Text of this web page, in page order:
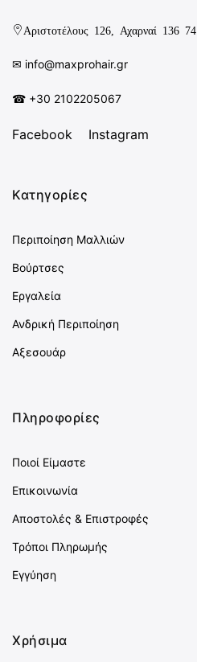
Αριστοτέλους 126, Αχαρναί 136 74
✉︎ info@maxprohair.gr
☎ +30 2102205067
Facebook Instagram
Κατηγορίες
Περιποίηση Μαλλιών
Βούρτσες
Εργαλεία
Ανδρική Περιποίηση
Αξεσουάρ
Πληροφορίες
Ποιοί Είμαστε
Επικοινωνία
Αποστολές & Επιστροφές
Τρόποι Πληρωμής
Εγγύηση
Χρήσιμα